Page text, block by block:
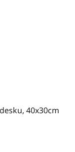
40x30cm